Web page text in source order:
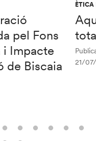
pel Fons
i Impacte
de Biscaia
ÈTICA
21/